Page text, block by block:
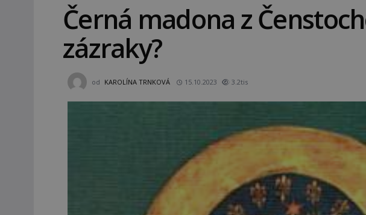
Černá madona z
zázraky?
od KAROLÍNA TRNKOVÁ 15.10.2023 3.2tis